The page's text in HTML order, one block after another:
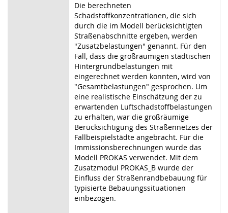
Die berechneten
Schadstoffkonzentrationen, die sich
durch die im Modell berücksichtigten
Straßenabschnitte ergeben, werden
"Zusatzbelastungen" genannt. Für den
Fall, dass die großräumigen städtischen
Hintergrundbelastungen mit
eingerechnet werden konnten, wird von
"Gesamtbelastungen" gesprochen. Um
eine realistische Einschätzung der zu
erwartenden Luftschadstoffbelastungen
zu erhalten, war die großräumige
Berücksichtigung des Straßennetzes der
Fallbeispielstädte angebracht. Für die
Immissionsberechnungen wurde das
Modell PROKAS verwendet. Mit dem
Zusatzmodul PROKAS_B wurde der
Einfluss der Straßenrandbebauung für
typisierte Bebauungssituationen
einbezogen.